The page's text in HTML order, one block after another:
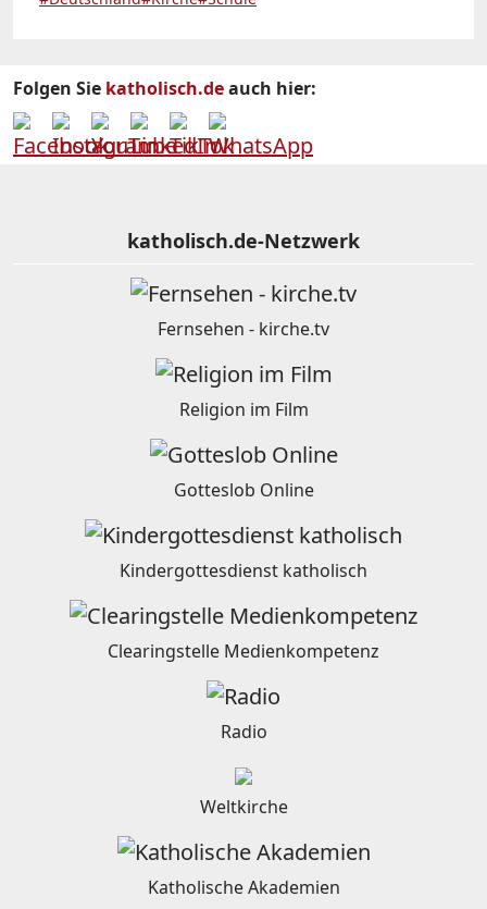
Folgen Sie katholisch.deauch hier:
katholisch.de-Netzwerk
Fernsehen - kirche.tv
Religion im Film
Gotteslob Online
Kindergottesdienst katholisch
Clearingstelle Medienkompetenz
Radio
Weltkirche
Katholische Akademien